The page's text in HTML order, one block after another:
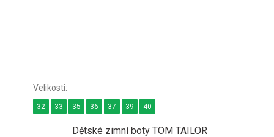
Dětské zimní boty TOM TAILOR
32 33 35 36 37 39 40